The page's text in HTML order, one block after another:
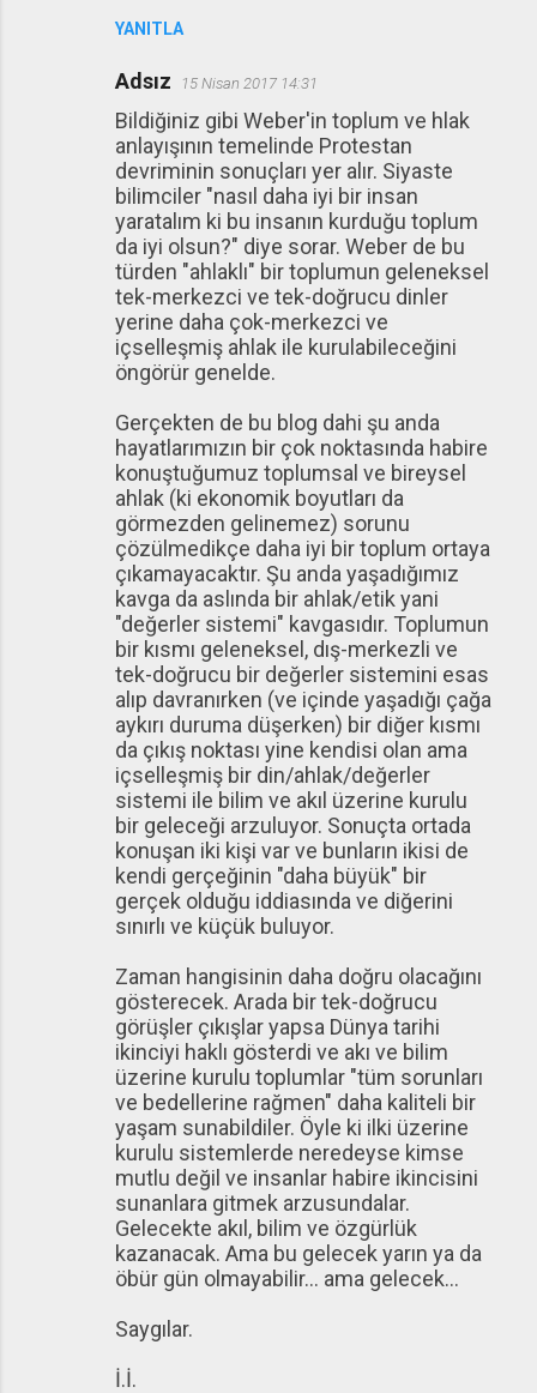
YANITLA
Adsız 15 Nisan 2017 14:31
Bildiğiniz gibi Weber'in toplum ve hlak
anlayışının temelinde Protestan
devriminin sonuçları yer alır. Siyaste
bilimciler "nasıl daha iyi bir insan
yaratalım ki bu insanın kurduğu toplum
da iyi olsun?" diye sorar. Weber de bu
türden "ahlaklı" bir toplumun geleneksel
tek-merkezci ve tek-doğrucu dinler
yerine daha çok-merkezci ve
içselleşmiş ahlak ile kurulabileceğini
öngörür genelde.
Gerçekten de bu blog dahi şu anda
hayatlarımızın bir çok noktasında habire
konuştuğumuz toplumsal ve bireysel
ahlak (ki ekonomik boyutları da
görmezden gelinemez) sorunu
çözülmedikçe daha iyi bir toplum ortaya
çıkamayacaktır. Şu anda yaşadığımız
kavga da aslında bir ahlak/etik yani
"değerler sistemi" kavgasıdır. Toplumun
bir kısmı geleneksel, dış-merkezli ve
tek-doğrucu bir değerler sistemini esas
alıp davranırken (ve içinde yaşadığı çağa
aykırı duruma düşerken) bir diğer kısmı
da çıkış noktası yine kendisi olan ama
içselleşmiş bir din/ahlak/değerler
sistemi ile bilim ve akıl üzerine kurulu
bir geleceği arzuluyor. Sonuçta ortada
konuşan iki kişi var ve bunların ikisi de
kendi gerçeğinin "daha büyük" bir
gerçek olduğu iddiasında ve diğerini
sınırlı ve küçük buluyor.
Zaman hangisinin daha doğru olacağını
gösterecek. Arada bir tek-doğrucu
görüşler çıkışlar yapsa Dünya tarihi
ikinciyi haklı gösterdi ve akı ve bilim
üzerine kurulu toplumlar "tüm sorunları
ve bedellerine rağmen" daha kaliteli bir
yaşam sunabildiler. Öyle ki ilki üzerine
kurulu sistemlerde neredeyse kimse
mutlu değil ve insanlar habire ikincisini
sunanlara gitmek arzusundalar.
Gelecekte akıl, bilim ve özgürlük
kazanacak. Ama bu gelecek yarın ya da
öbür gün olmayabilir... ama gelecek...
Saygılar.
İ.İ.